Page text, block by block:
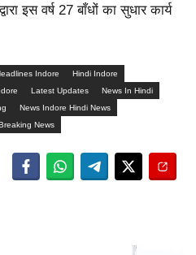
इस वर्ष 27 बाँधों का सुधार कार्य
Indore
Hindi Indore
Latest Updates
News In Hindi
News Indore Hindi News
News